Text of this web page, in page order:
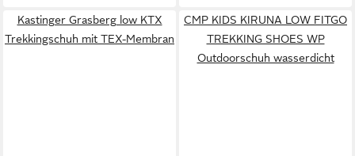
Kastinger Grasberg low KTX
Trekkingschuh mit TEX-Membran
CMP KIDS KIRUNA LOW FITGO
TREKKING SHOES WP
Outdoorschuh wasserdicht